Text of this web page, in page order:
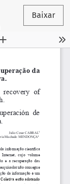
Baixar